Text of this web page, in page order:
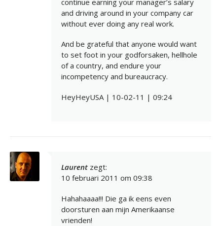
and driving around in your company car
without ever doing any real work.
And be grateful that anyone would want
to set foot in your godforsaken, hellhole
of a country, and endure your
incompetency and bureaucracy.
HeyHeyUSA | 10-02-11 | 09:24
Laurent zegt:
10 februari 2011 om 09:38
Hahahaaaa!!! Die ga ik eens even
doorsturen aan mijn Amerikaanse
vrienden!